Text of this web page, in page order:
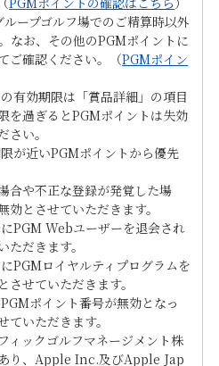
ープゴルフ場でのご精算時以外
なお、その他のPGMポイントに
ご確認ください。（PGMポイン
有効期限は「賞品詳細」の項目
を過ぎるとPGMポイントは失効
い。
が近いPGMポイントから優先
合や不正な登録が発覚した場
とさせていただきます。
PGM Webユーザーを退会され
だきます。
PGMロイヤルティプログラムを
せていただきます。
ポイント番号が無効となっ
いただきます。
ィックゴルフマネージメント株
り、Apple Inc.及びApple Jap